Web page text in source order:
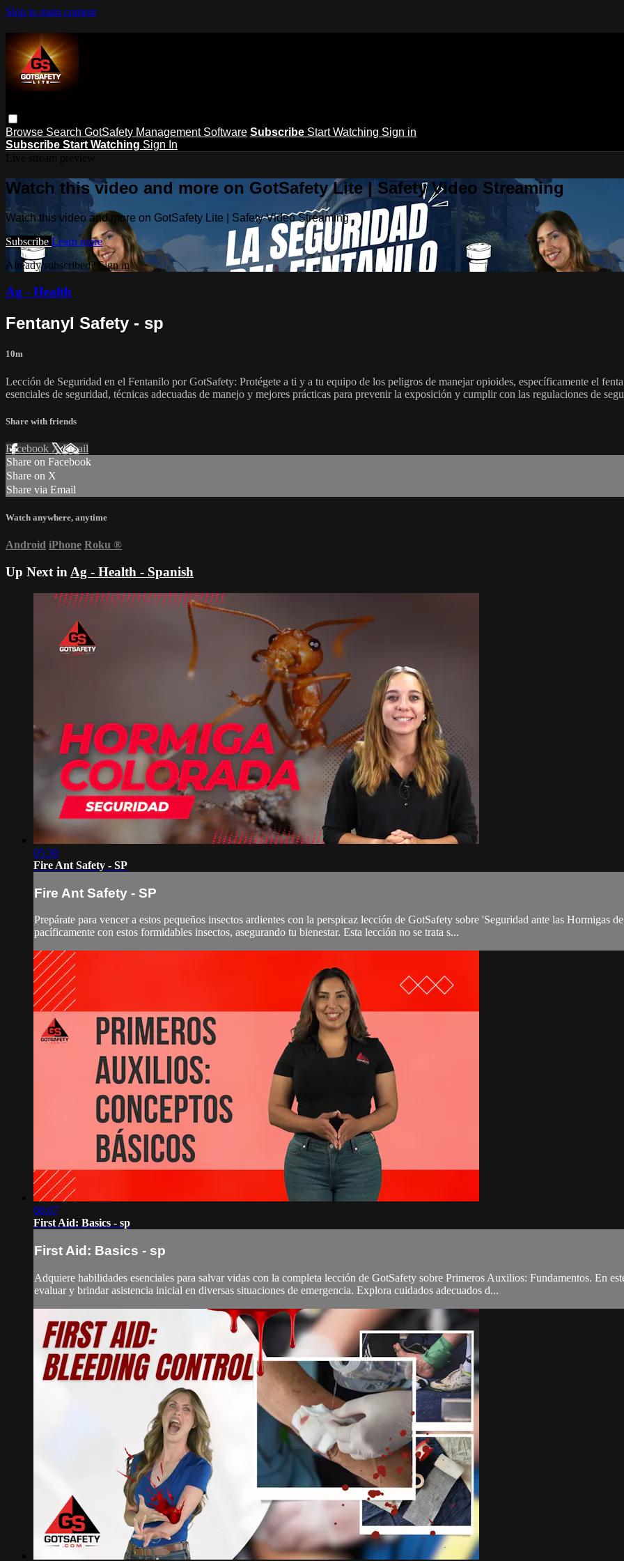
Skip to main content
Browse Search GotSafety Management Software Subscribe Start Watching Sign in
Subscribe Start Watching Sign In
Watch this video and more on GotSafety Lite | Safety Video Streaming
Watch this video and more on GotSafety Lite | Safety Video Streaming
Subscribe Learn more
Already subscribed? Sign in
Ag - Health
Fentanyl Safety - sp
10m
Lección de Seguridad en el Fentanilo por GotSafety: Protégete a ti y a tu equipo de los peligros de manejar opioides, específicamente el
esenciales de seguridad, técnicas adecuadas de manejo y mejores prácticas para prevenir la exposición y cumplir con las regulaciones de
Share with friends
Facebook XEmail
Share on Facebook
Share on X
Share via Email
Watch anywhere, anytime
Android iPhone Roku ®
Up Next in Ag - Health - Spanish
05:38
Fire Ant Safety - SP
Fire Ant Safety - SP
Prepárate para vencer a estos pequeños insectos ardientes con la perspicaz lección de GotSafety sobre 'Seguridad ante las Hormigas
pacíficamente con estos formidables insectos, asegurando tu bienestar. Esta lección no se trata s...
08:07
First Aid: Basics - sp
First Aid: Basics - sp
Adquiere habilidades esenciales para salvar vidas con la completa lección de GotSafety sobre Primeros Auxilios: Fundamentos. En
evaluar y brindar asistencia inicial en diversas situaciones de emergencia. Explora cuidados adecuados d...